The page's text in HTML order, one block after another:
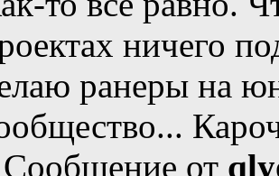
ничего
ранеры на
Сообщение от